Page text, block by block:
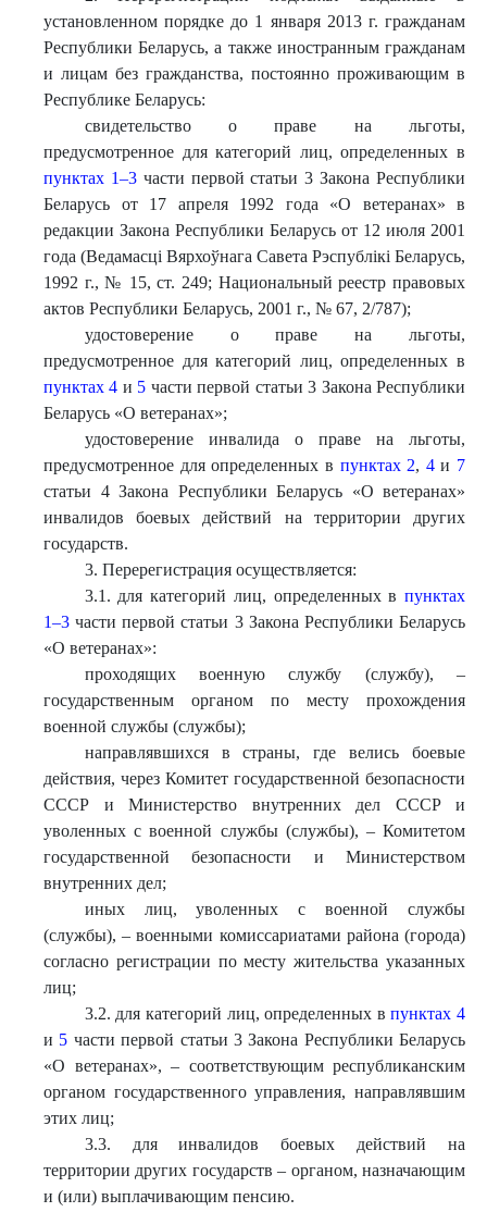
установленном порядке до 1 января 2013 г. гражданам
Республики Беларусь, а также иностранным гражданам
и лицам без гражданства, постоянно проживающим в
Республике Беларусь:
свидетельство о праве на льготы,
предусмотренное для категорий лиц, определенных в
пунктах 1–3части первой статьи 3 Закона Республики
Беларусь от 17 апреля 1992 года «О ветеранах» в
редакции Закона Республики Беларусь от 12 июля 2001
года (Ведамасцi Вярхоўнага Савета Рэспублiкi Беларусь,
1992 г., № 15, ст. 249; Национальный реестр правовых
актов Республики Беларусь, 2001 г., № 67, 2/787);
удостоверение о праве на льготы,
предусмотренное для категорий лиц, определенных в
пунктах 4 и 5 части первой статьи 3 Закона Республики
Беларусь «О ветеранах»;
удостоверение инвалида о праве на льготы,
предусмотренное для определенных в пунктах 2, 4и 7
статьи 4 Закона Республики Беларусь «О ветеранах»
инвалидов боевых действий на территории других
государств.
3. Перерегистрация осуществляется:
3.1. для категорий лиц, определенных в пунктах
1–3 части первой статьи 3 Закона Республики Беларусь
«О ветеранах»:
проходящих военную службу (службу), –
государственным органом по месту прохождения
военной службы (службы);
направлявшихся в страны, где велись боевые
действия, через Комитет государственной безопасности
СССР и Министерство внутренних дел СССР и
уволенных с военной службы (службы), – Комитетом
государственной безопасности и Министерством
внутренних дел;
иных лиц, уволенных с военной службы
(службы), – военными комиссариатами района (города)
согласно регистрации по месту жительства указанных
лиц;
3.2. для категорий лиц, определенных впунктах 4
и 5 части первой статьи 3 Закона Республики Беларусь
«О ветеранах», – соответствующим республиканским
органом государственного управления, направлявшим
этих лиц;
3.3. для инвалидов боевых действий на
территории других государств – органом, назначающим
и (или) выплачивающим пенсию.